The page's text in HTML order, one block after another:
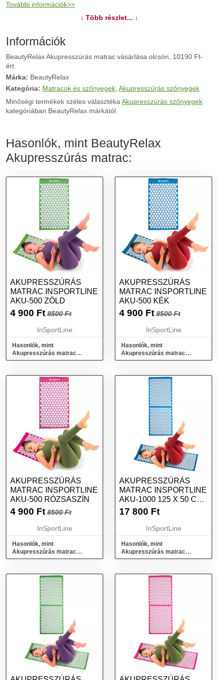
További információk>>
↓ Több részlet... ↓
Információk
BeautyRelax Akupresszúrás matrac vásárlása olcsón, 10190 Ft-
ért.
Márka: BeautyRelax
Kategória: Matracok és szőnyegek Akupresszúrás szőnyegek
Minőségi termékek széles választéka Akupresszúrás szőnyegek
kategóriában BeautyRelax márkától.
Hasonlók, mint BeautyRelax
Akupresszúrás matrac:
AKUPRESSZÚRÁS
MATRAC INSPORTLINE
AKU-500 ZÖLD
4 900 Ft 8500 Ft
InSportLine
Hasonlók, mint
Akupresszúrás matrac
inSPORTline AKU-500 zöld
AKUPRESSZÚRÁS
MATRAC INSPORTLINE
AKU-500 KÉK
4 900 Ft 8500 Ft
InSportLine
Hasonlók, mint
Akupresszúrás matrac
inSPORTline AKU-500 kék
AKUPRESSZÚRÁS
MATRAC INSPORTLINE
AKU-500 RÓZSASZÍN
4 900 Ft 8500 Ft
InSportLine
Hasonlók, mint
Akupresszúrás matrac
inSPORTline AKU-500
AKUPRESSZÚRÁS
MATRAC INSPORTLINE
AKU-1000 125 X 50 CM
KÉK
17 800 Ft
InSportLine
Hasonlók, mint
Akupresszúrás matrac
inSPORTline AKU-1000 125 x